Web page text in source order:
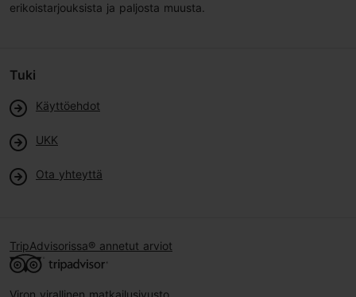
erikoistarjouksista ja paljosta muusta.
Tuki
Käyttöehdot
UKK
Ota yhteyttä
TripAdvisorissa® annetut arviot
Viron virallinen matkailusivusto